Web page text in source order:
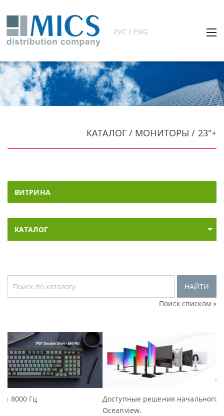
РУС / ENG
КАТАЛОГ / МОНИТОРЫ / 23"+
ВИТРИНА
КАТАЛОГ
НАЙТИ
Поиск списком »
Доступные решения начального уровня, новые